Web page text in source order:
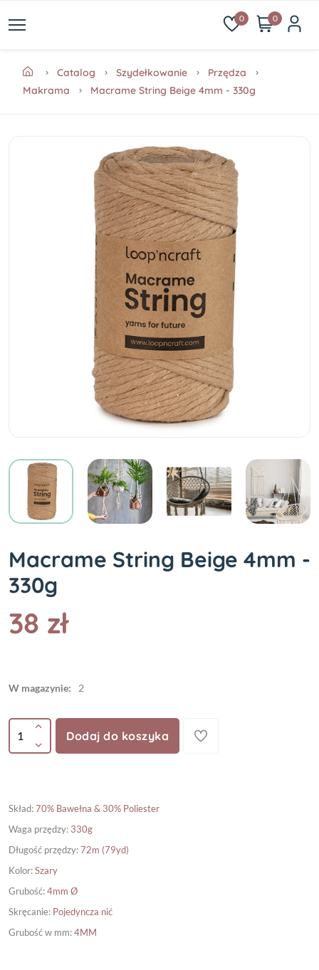
0 0
Catalog Szydełkowanie
Przędza
Makrama
Macrame String Beige 4mm - 330g
Macrame String Beige 4mm -
330g
38 zł
W magazynie: 2
Dodaj do koszyka
Skład:70% Bawełna & 30% Poliester
Waga przędzy: 330g
Długość przędzy:72m (79yd)
Kolor:Szary
Grubość:4mm Ø
Skręcanie: Pojedyncza nić
Grubość w mm:4MM